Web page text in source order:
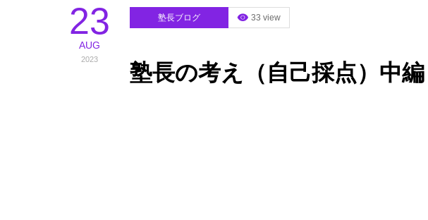
23
AUG
2023
塾長ブログ 33 view
塾長の考え（自己採点）中編